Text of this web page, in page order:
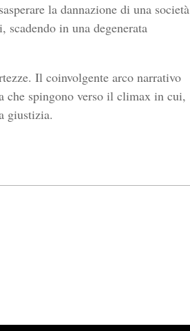
la dannazione di una società
in una degenerata
Il coinvolgente arco narrativo
che spingono verso il climax in cui,
giustizia.